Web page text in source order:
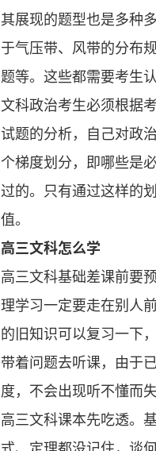
其展现的题型也是多种
于气压带、风带的分布
题等。这些都需要考生
文科政治考生必须根据
试题的分析，自己对政
个梯度划分，即哪些是
过的。只有通过这样的
值。
高三文科怎么学
高三文科基础差课前要
理学习一定要走在别人
的旧知识可以复习一下
带着问题去听课，由于
度，不会出现听不懂而
高三文科课本先吃透。